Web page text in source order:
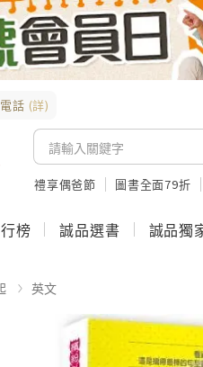
話 (詳)
禮享偶爸節 圖書全面79折
榜 誠品選書 誠品獨
英文